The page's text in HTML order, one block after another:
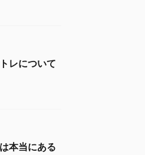
レについて
本当にある